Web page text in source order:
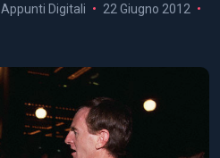
Digitali
22 Giugno 2012